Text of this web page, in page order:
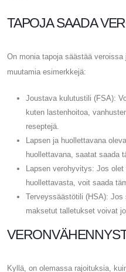
TAPOJA SAADA
On monia tapoja säästää
muutamia esimerkkejä:
Joustava kulutustili (FSA):
kuten lastenhoitoa,
reseptejä.
Lapsen ja huollettavana
huollettavana, saatat saada
Lapsen verohyvitys: Jos
huollettavasta, voit saada
Terveyssäästötili (HSA):
maksetut talletukset voivat
Kyllä, on olemassa rajoituksia,